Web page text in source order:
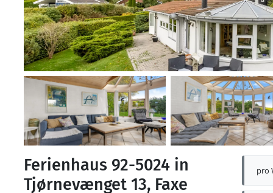
pro
Ferienhaus 92-5024 in
Tjørnevænget 13, Faxe